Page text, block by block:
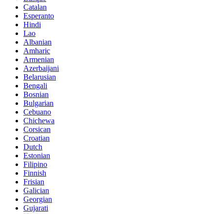
Catalan
Esperanto
Hindi
Lao
Albanian
Amharic
Armenian
Azerbaijani
Belarusian
Bengali
Bosnian
Bulgarian
Cebuano
Chichewa
Corsican
Croatian
Dutch
Estonian
Filipino
Finnish
Frisian
Galician
Georgian
Gujarati